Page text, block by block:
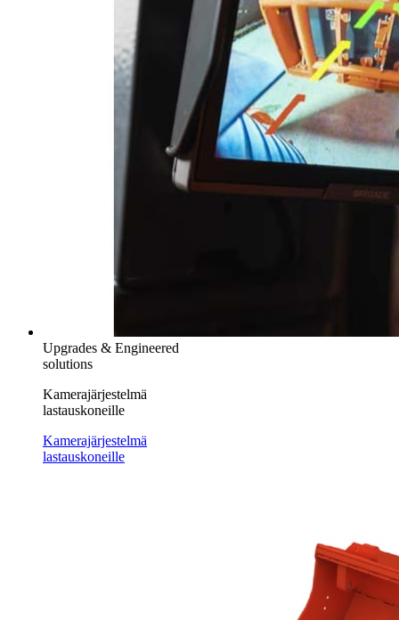
Upgrades & Engineered
solutions
Kamerajärjestelmä
lastauskoneille
Kamerajärjestelmä
lastauskoneille